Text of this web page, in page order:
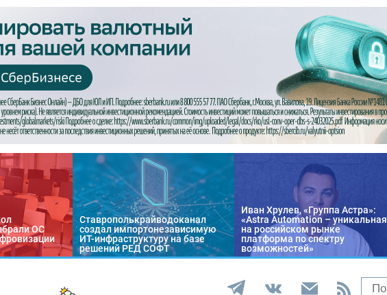
ОС
Ставрополькрайводоканал
создал импортонезависимую
ИТ-инфраструктуру на базе
решений РЕД СОФТ
Иван Хрулев, «Группа Астра»:
«Astra Automation – уникальная
на российском рынке
платформа по спектру
возможностей»